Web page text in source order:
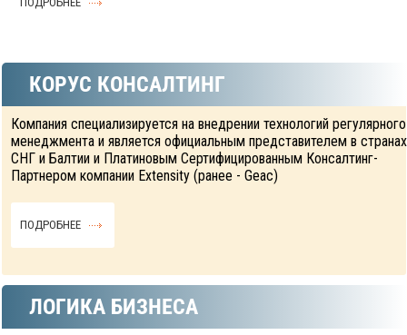
КОРУС КОНСАЛТИНГ
Компания специализируется на внедрении технологий регулярного
менеджмента и является официальным представителем в странах
СНГ и Балтии и Платиновым Сертифицированным Консалтинг-
Партнером компании Extensity (ранее - Geac)
ПОДРОБНЕЕ
ЛОГИКА БИЗНЕСА